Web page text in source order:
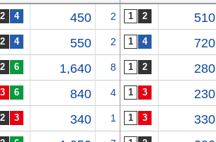
450 2 510
550 2 720
1,640 8 280
840 4 230
340 1 330